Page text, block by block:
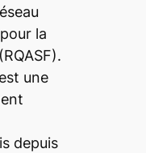
la
est une
depuis